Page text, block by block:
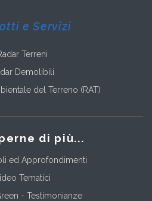
e Servizi
Terreni
Demolibili
del Terreno (RAT)
di più...
ed Approfondimenti
Tematici
- Testimonianze